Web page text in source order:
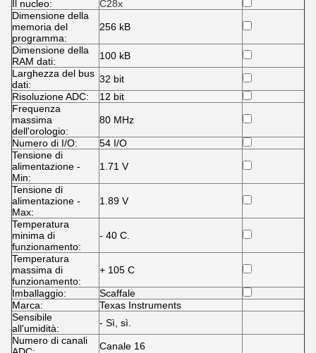
Il nucleo:
C28x
Dimensione della
memoria del
programma:
256 kB
Dimensione della
RAM dati:
100 kB
Larghezza del bus
dati:
32 bit
Risoluzione ADC:
12 bit
Frequenza
massima
dell'orologio:
80 MHz
Numero di I/O:
54 I/O
Tensione di
alimentazione -
Min:
1.71 V
Tensione di
alimentazione -
Max:
1.89 V
Temperatura
minima di
funzionamento:
- 40 C.
Temperatura
massima di
funzionamento:
+ 105 C
Imballaggio:
Scaffale
Marca:
Texas Instruments
Sensibile
all'umidità:
- Sì, sì.
Numero di canali
Canale 16